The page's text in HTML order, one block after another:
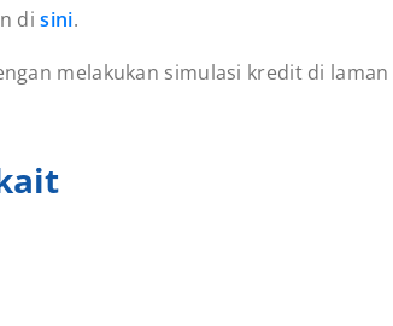
disini.
melakukan simulasi kredit di